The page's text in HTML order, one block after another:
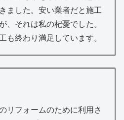
ました。安い業者だと施工
、それは私の杞憂でした。
も終わり満足しています。
リフォームのために利用さ